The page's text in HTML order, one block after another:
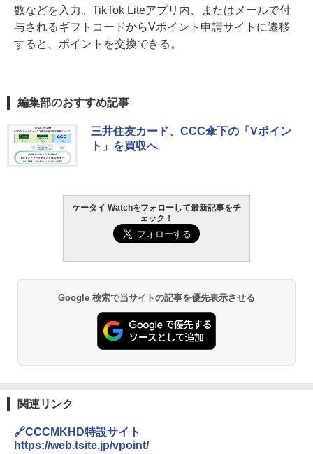
数などを入力。TikTok Liteアプリ内、またはメールで付
与されるギフトコードからVポイント申請サイトに遷移
すると、ポイントを交換できる。
編集部のおすすめ記事
三井住友カード、CCC傘下の「Vポイン
ト」を買収へ
ケータイ Watchをフォローして最新記事をチ
ェック！
Google 検索で当サイトの記事を優先表示させる
関連リンク
🔗CCCMKHD特設サイト
https://web.tsite.jp/vpoint/